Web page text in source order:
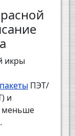
икры
ПЭТ/
и
меньше